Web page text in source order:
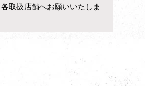
取扱店舗へお願いいたしま